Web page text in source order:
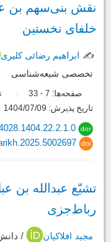
نقش‌ بنی‌سهم بن
خلفای نخستین
✍️ ابراهیم رضائی کلیری
تخصصی شیعه‌شناسی
صفحه‌ها: 7
-
تاریخ پذیرش: 1404/07/09
dor
doi
رباط‌جزی
مجید افلاکیان
/